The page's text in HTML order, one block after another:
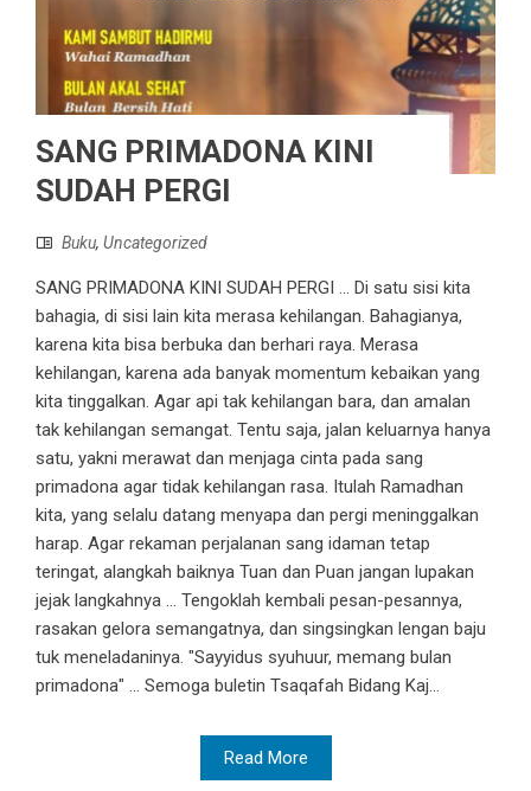
SANG PRIMADONA KINI
SUDAH PERGI
Buku, Uncategorized
SANG PRIMADONA KINI SUDAH PERGI … Di satu sisi kita
bahagia, di sisi lain kita merasa kehilangan. Bahagianya,
karena kita bisa berbuka dan berhari raya. Merasa
kehilangan, karena ada banyak momentum kebaikan yang
kita tinggalkan. Agar api tak kehilangan bara, dan amalan
tak kehilangan semangat. Tentu saja, jalan keluarnya hanya
satu, yakni merawat dan menjaga cinta pada sang
primadona agar tidak kehilangan rasa. Itulah Ramadhan
kita, yang selalu datang menyapa dan pergi meninggalkan
harap. Agar rekaman perjalanan sang idaman tetap
teringat, alangkah baiknya Tuan dan Puan jangan lupakan
jejak langkahnya … Tengoklah kembali pesan-pesannya,
rasakan gelora semangatnya, dan singsingkan lengan baju
tuk meneladaninya. "Sayyidus syuhuur, memang bulan
primadona" … Semoga buletin Tsaqafah Bidang Kaj...
Read More